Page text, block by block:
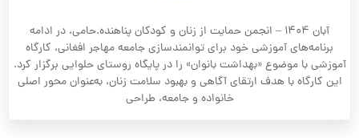
آبان ۱۴۰۴ – انجمن حمایت از زنان و کودکان پناهنده.حامی، در ادامه
برنامه‌های آموزشی خود برای توانمندسازی جامعه مهاجر افغانی، کارگاه
آموزشی با موضوع «بهداشت بانوان» را در پایگاه روستای حلوایی برگزار کرد.
این کارگاه با هدف ارتقای آگاهی و بهبود سلامت زنان، به‌عنوان محور اصلی
خانواده و جامعه، طراحی